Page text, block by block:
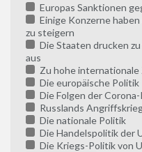
Europas Sanktionen
Einige Konzerne
zu steigern
Die Staaten drucken
aus
Zu hohe internationale
Die europäische Politik
Die Folgen der
Russlands
Die nationale Politik
Die Handelspolitik der
Die Kriegs-Politik von